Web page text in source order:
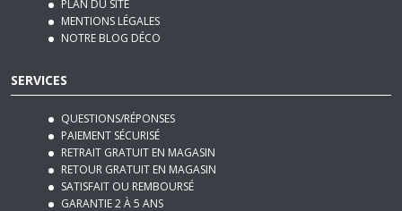
SERVICES
QUESTIONS/RÉPONSES
PAIEMENT SÉCURISÉ
RETRAIT GRATUIT EN MAGASIN
RETOUR GRATUIT EN MAGASIN
SATISFAIT OU REMBOURSÉ
GARANTIE 2 À 5 ANS
AIDE & CONTACT
NOTRE SERVICE APRÈS VENTE